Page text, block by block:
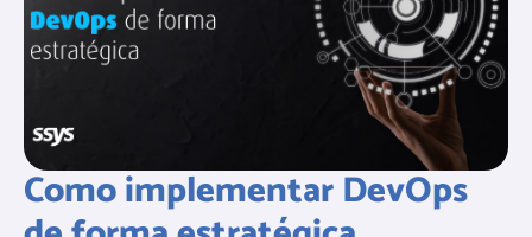
Como implementar DevOps